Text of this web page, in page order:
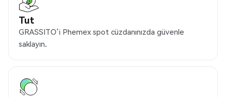
Tut
GRASSITO’i Phemex spot cüzdanınızda güvenle
saklayın.